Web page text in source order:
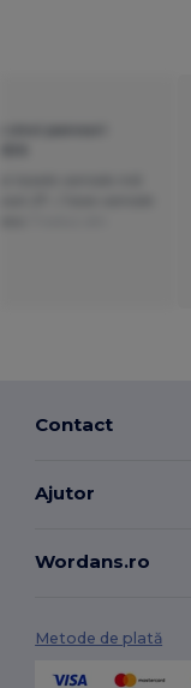
Contact
Ajutor
Wordans.ro
Metode de plată